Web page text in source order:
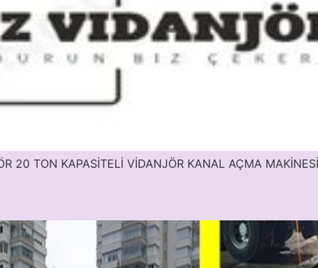
20 TON KAPASİTELİ VİDANJÖR KANAL AÇMA